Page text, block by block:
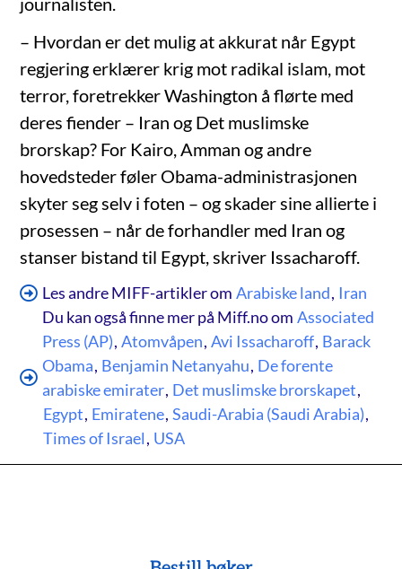
– Hvordan er det mulig at akkurat når Egypt
regjering erklærer krig mot radikal islam, mot
terror, foretrekker Washington å flørte med
deres fiender – Iran og Det muslimske
brorskap? For Kairo, Amman og andre
hovedsteder føler Obama-administrasjonen
skyter seg selv i foten – og skader sine allierte i
prosessen – når de forhandler med Iran og
stanser bistand til Egypt, skriver Issacharoff.
Les andre MIFF-artikler om Arabiske land, Iran
Du kan også finne mer på Miff.no om Associated
Press (AP), Atomvåpen, Avi Issacharoff, Barack
Obama, Benjamin Netanyahu, De forente
arabiske emirater, Det muslimske brorskapet,
Egypt, Emiratene, Saudi-Arabia (Saudi Arabia),
Times of Israel, USA